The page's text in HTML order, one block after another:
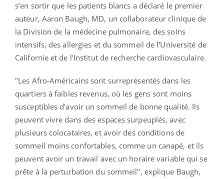
s’en sortir que les patients blancs a déclaré le premier
auteur, Aaron Baugh, MD, un collaborateur clinique de
la Division de la médecine pulmonaire, des soins
intensifs, des allergies et du sommeil de l'Université de
Californie et de l'Institut de recherche cardiovasculaire.
"Les Afro-Américains sont surreprésentés dans les
quartiers à faibles revenus, où les gens sont moins
susceptibles d'avoir un sommeil de bonne qualité. Ils
peuvent vivre dans des espaces surpeuplés, avec
plusieurs colocataires, et avoir des conditions de
sommeil moins confortables, comme un canapé, et ils
peuvent avoir un travail avec un horaire variable qui se
prête à la perturbation du sommeil", explique Baugh,